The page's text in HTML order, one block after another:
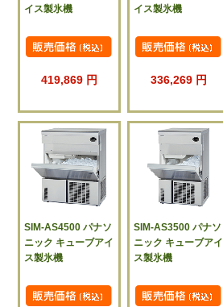
イス製氷機
419,869 円
イス製氷機
336,269 円
SIM-AS4500 パナソ
ニック キューブアイ
ス製氷機
SIM-AS3500 パナソ
ニック キューブアイ
ス製氷機